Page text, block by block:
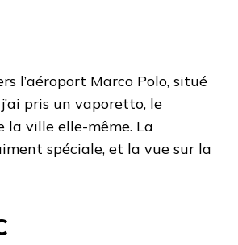
l’aéroport Marco Polo, situé
pris un vaporetto, le
la ville elle-même. La
spéciale, et la vue sur la